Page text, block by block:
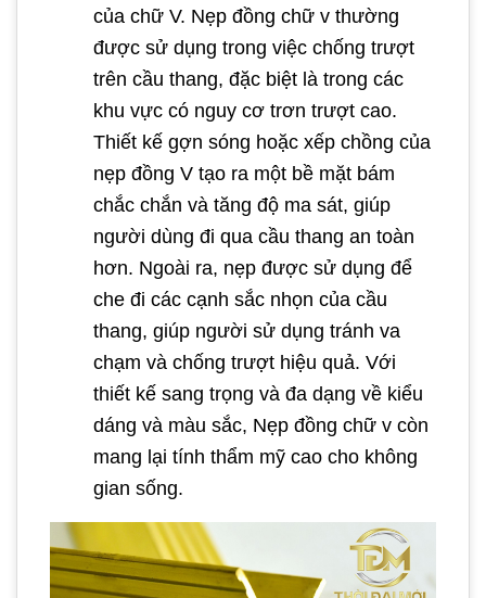
của chữ V. Nẹp đồng chữ v thường
được sử dụng trong việc chống trượt
trên cầu thang, đặc biệt là trong các
khu vực có nguy cơ trơn trượt cao.
Thiết kế gợn sóng hoặc xếp chồng của
nẹp đồng V tạo ra một bề mặt bám
chắc chắn và tăng độ ma sát, giúp
người dùng đi qua cầu thang an toàn
hơn. Ngoài ra, nẹp được sử dụng để
che đi các cạnh sắc nhọn của cầu
thang, giúp người sử dụng tránh va
chạm và chống trượt hiệu quả. Với
thiết kế sang trọng và đa dạng về kiểu
dáng và màu sắc, Nẹp đồng chữ v còn
mang lại tính thẩm mỹ cao cho không
gian sống.